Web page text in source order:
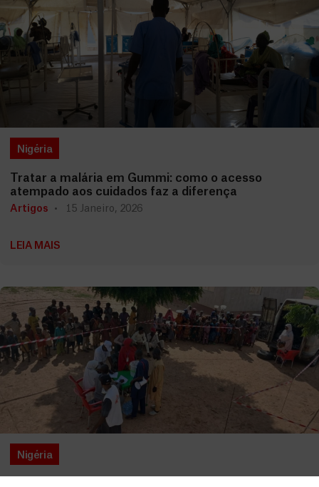
Nigéria
Tratar a malária em Gummi: como o acesso
atempado aos cuidados faz a diferença
Artigos 15 Janeiro, 2026
LEIA MAIS
Nigéria